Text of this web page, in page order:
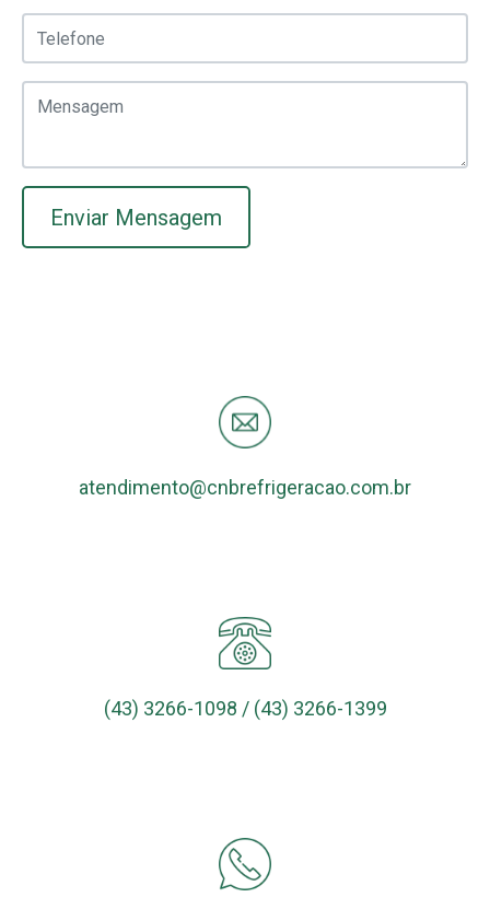
Enviar Mensagem
atendimento@cnbrefrigeracao.com.br
(43) 3266-1098 / (43) 3266-1399